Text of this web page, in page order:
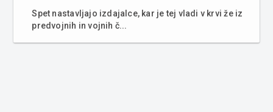
Spet nastavljajo izdajalce, kar je tej vladi v krvi že iz
predvojnih in vojnih č...